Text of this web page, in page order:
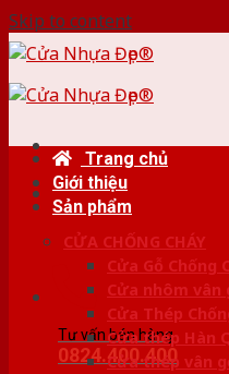
Skip to content
Tư vấn bán hàng
0824.400.400
Trang chủ
Giới thiệu
Sản phẩm
CỬA CHỐNG CHÁY
Cửa Gỗ Chống
Cửa nhôm vân
Cửa Thép
Cửa thép Hàn
Cửa thép vân